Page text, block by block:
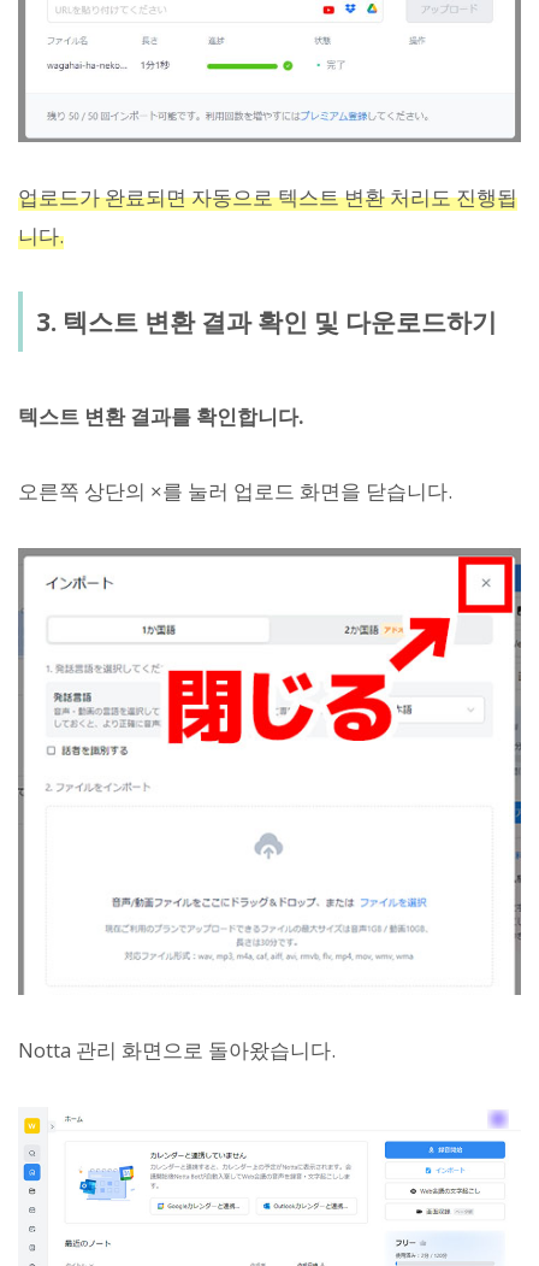
업로드가 완료되면 자동으로 텍스트 변환 처리도 진행됩
니다.
3. 텍스트 변환 결과 확인 및 다운로드하기
텍스트 변환 결과를 확인합니다.
오른쪽 상단의 ×를 눌러 업로드 화면을 닫습니다.
Notta 관리 화면으로 돌아왔습니다.